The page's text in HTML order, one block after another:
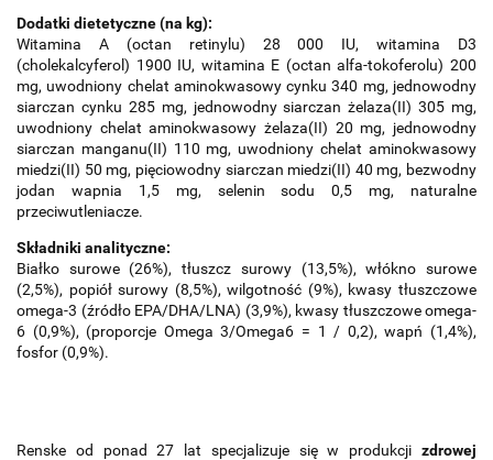
Dodatki dietetyczne (na kg):
Witamina A (octan retinylu) 28 000 IU, witamina D3
(cholekalcyferol) 1900 IU, witamina E (octan alfa-tokoferolu) 200
mg, uwodniony chelat aminokwasowy cynku 340 mg, jednowodny
siarczan cynku 285 mg, jednowodny siarczan żelaza(II) 305 mg,
uwodniony chelat aminokwasowy żelaza(II) 20 mg, jednowodny
siarczan manganu(II) 110 mg, uwodniony chelat aminokwasowy
miedzi(II) 50 mg, pięciowodny siarczan miedzi(II) 40 mg, bezwodny
jodan wapnia 1,5 mg, selenin sodu 0,5 mg, naturalne
przeciwutleniacze.
Składniki analityczne:
Białko surowe (26%), tłuszcz surowy (13,5%), włókno surowe
(2,5%), popiół surowy (8,5%), wilgotność (9%), kwasy tłuszczowe
omega-3 (źródło EPA/DHA/LNA) (3,9%), kwasy tłuszczowe omega-
6 (0,9%), (proporcje Omega 3/Omega6 = 1 / 0,2), wapń (1,4%),
fosfor (0,9%).
Renske od ponad 27 lat specjalizuje się w produkcji zdrowej